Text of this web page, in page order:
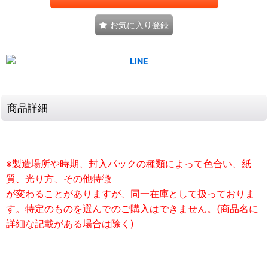
お気に入り登録
商品詳細
※製造場所や時期、封入パックの種類によって色合い、紙
質、光り方、その他特徴
が変わることがありますが、同一在庫として扱っておりま
す。特定のものを選んでのご購入はできません。(商品名に
詳細な記載がある場合は除く)